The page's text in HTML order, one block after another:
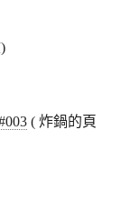
( 炸鍋的頁